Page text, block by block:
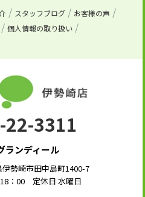
スタッフブログ
お客様の声
個人情報の取り扱い
3311
ランディール
勢崎市田中島町1400-7
：00 定休日 水曜日